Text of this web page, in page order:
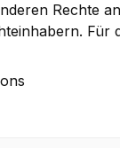
Rechte
Für